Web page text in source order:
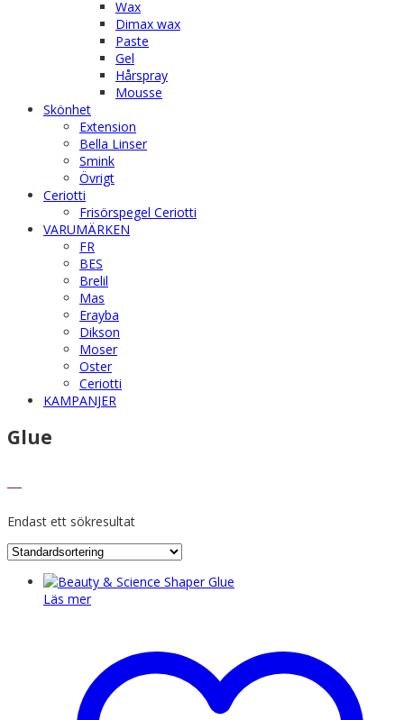
Wax
Dimax wax
Paste
Gel
Hårspray
Mousse
Skönhet
Extension
Bella Linser
Smink
Övrigt
Ceriotti
Frisörspegel Ceriotti
VARUMÄRKEN
FR
BES
Brelil
Mas
Erayba
Dikson
Moser
Oster
Ceriotti
KAMPANJER
Glue
Endast ett sökresultat
Läs mer